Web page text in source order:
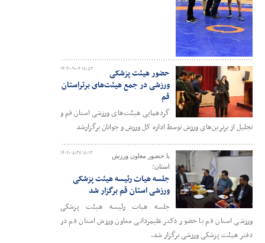
۱۴۰۲-۰۹-۰۶ ۱۸:۵۲
حضور هیئت پزشکی
ورزشی در جمع هیئت‌های برتراستان
قم
گردهمایی هیئت‌های ورزشی استان قم و
تجلیل از برترین‌های ورزش توسط اداره کل ورزش و جوانان برگزارشد
۱۴۰۲-۰۸-۲۷ ۱۸:۱۳
با حضور معاون ورزش
استان؛
جلسه هیات رئیسه هیئت پزشکی
ورزشی استان قم برگزار شد
جلسه هیات رئیسه هیئت پزشکی
ورزشی استان قم با حضور دکتر علیمردانی معاون ورزش استان قم در
دفتر هیئت پزشکی ورزشی برگزار شد.